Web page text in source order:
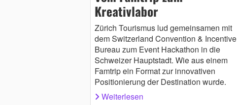
Kreativlabor
Zürich Tourismus lud gemeinsamen mit
dem Switzerland Convention & Incentive
Bureau zum Event Hackathon in die
Schweizer Hauptstadt. Wie aus einem
Famtrip ein Format zur innovativen
Positionierung der Destination wurde.
Weiterlesen